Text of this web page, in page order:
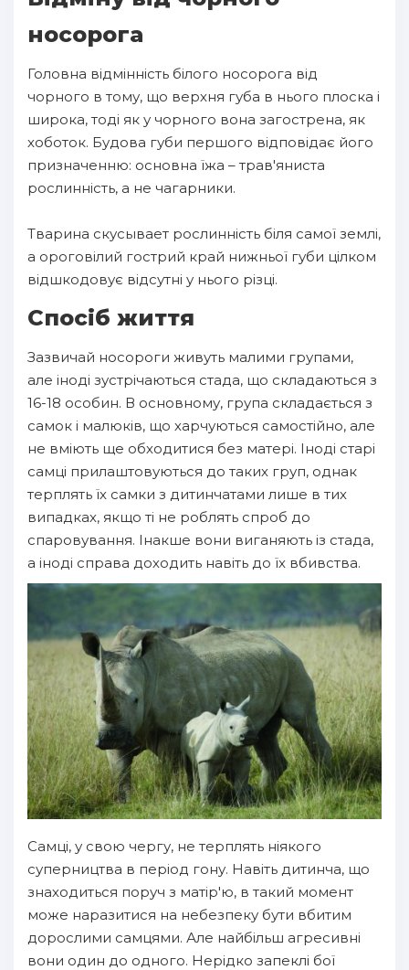
носорога
Головна відмінність білого носорога від
чорного в тому, що верхня губа в нього плоска і
широка, тоді як у чорного вона загострена, як
хоботок. Будова губи першого відповідає його
призначенню: основна їжа – трав'яниста
рослинність, а не чагарники.
Тварина скусывает рослинність біля самої землі,
а ороговілий гострий край нижньої губи цілком
відшкодовує відсутні у нього різці.
Спосіб життя
Зазвичай носороги живуть малими групами,
але іноді зустрічаються стада, що складаються з
16-18 особин. В основному, група складається з
самок і малюків, що харчуються самостійно, але
не вміють ще обходитися без матері. Іноді старі
самці прилаштовуються до таких груп, однак
терплять їх самки з дитинчатами лише в тих
випадках, якщо ті не роблять спроб до
спаровування. Інакше вони виганяють із стада,
а іноді справа доходить навіть до їх вбивства.
Самці, у свою чергу, не терплять ніякого
суперництва в період гону. Навіть дитинча, що
знаходиться поруч з матір'ю, в такий момент
може наразитися на небезпеку бути вбитим
дорослими самцями. Але найбільш агресивні
вони один до одного. Нерідко запеклі бої